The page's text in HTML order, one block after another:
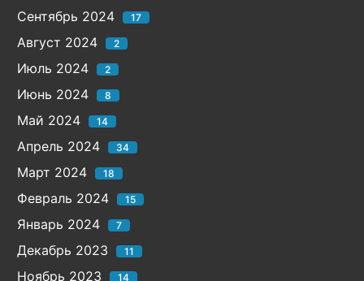
Сентябрь 2024 17
Август 2024 2
Июль 2024 2
Июнь 2024 8
Май 2024 14
Апрель 2024 34
Март 2024 18
Февраль 2024 15
Январь 2024 7
Декабрь 2023 11
Ноябрь 2023 14